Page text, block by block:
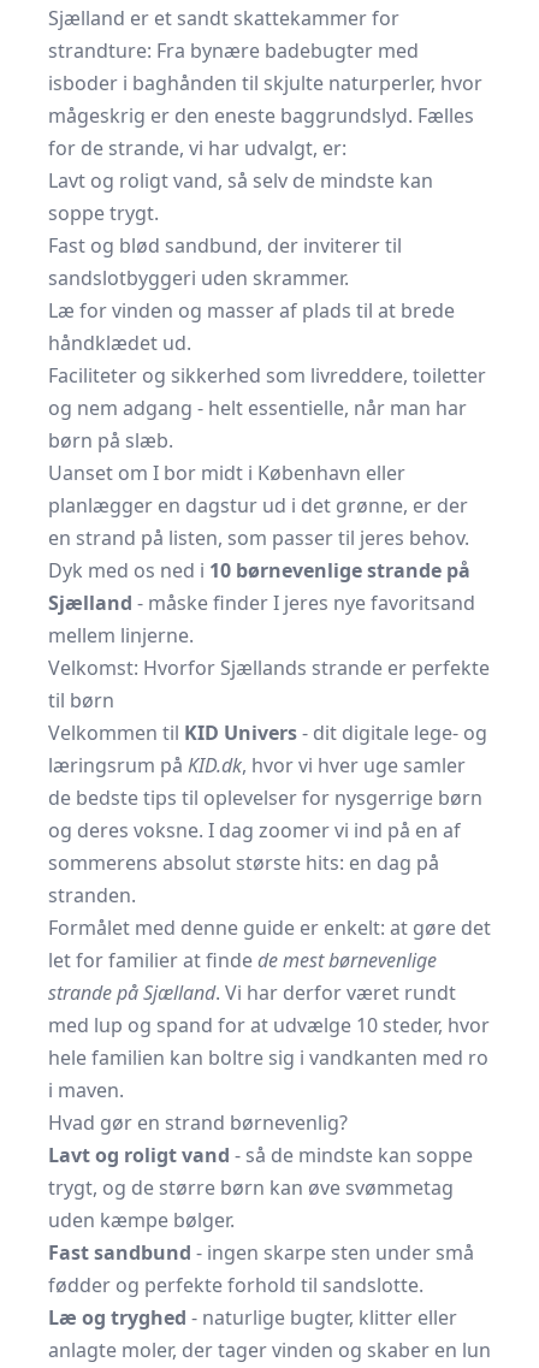
Sjælland er et sandt skattekammer for
strandture: Fra bynære badebugter med
isboder i baghånden til skjulte naturperler, hvor
mågeskrig er den eneste baggrundslyd. Fælles
for de strande, vi har udvalgt, er:
Lavt og roligt vand, så selv de mindste kan
soppe trygt.
Fast og blød sandbund, der inviterer til
sandslotbyggeri uden skrammer.
Læ for vinden og masser af plads til at brede
håndklædet ud.
Faciliteter og sikkerhed som livreddere, toiletter
og nem adgang - helt essentielle, når man har
børn på slæb.
Uanset om I bor midt i København eller
planlægger en dagstur ud i det grønne, er der
en strand på listen, som passer til jeres behov.
Dyk med os ned i 10 børnevenlige strande på
Sjælland - måske finder I jeres nye favoritsand
mellem linjerne.
Velkomst: Hvorfor Sjællands strande er perfekte
til børn
Velkommen til KID Univers- dit digitale lege- og
læringsrum på KID.dk, hvor vi hver uge samler
de bedste tips til oplevelser for nysgerrige børn
og deres voksne. I dag zoomer vi ind på en af
sommerens absolut største hits: en dag på
stranden.
Formålet med denne guide er enkelt: at gøre det
let for familier at findede mest børnevenlige
strande på Sjælland. Vi har derfor været rundt
med lup og spand for at udvælge 10 steder, hvor
hele familien kan boltre sig i vandkanten med ro
i maven.
Hvad gør en strand børnevenlig?
Lavt og roligt vand - så de mindste kan soppe
trygt, og de større børn kan øve svømmetag
uden kæmpe bølger.
Fast sandbund - ingen skarpe sten under små
fødder og perfekte forhold til sandslotte.
Læ og tryghed - naturlige bugter, klitter eller
anlagte moler, der tager vinden og skaber en lun